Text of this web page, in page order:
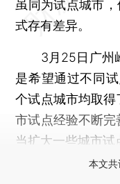
虽同为试点城市
式存有差异。
3月25日广州岭
是希望通过不同
个试点城市均取得
市试点经验不断完
当扩大一些城市试
本文共